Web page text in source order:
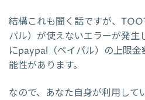
結構これも聞く話ですが、
パル）が使えないエラーが発生
にpaypal（ペイパル）の上限
能性があります。
なので、あなた自身が利用し